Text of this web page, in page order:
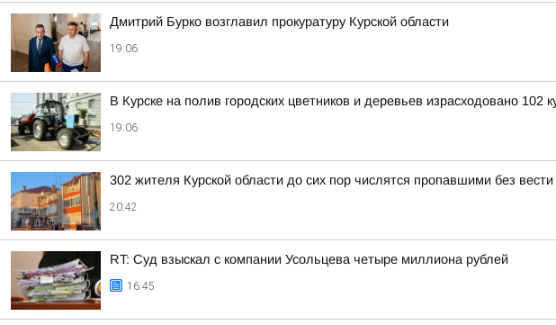
Дмитрий Бурко возглавил прокуратуру Курской области
19:06
В Курске на полив городских цветников и деревьев израсходовано 102
19:06
302 жителя Курской области до сих пор числятся пропавшими без
20:42
RT: Суд взыскал с компании Усольцева четыре миллиона рублей
16:45